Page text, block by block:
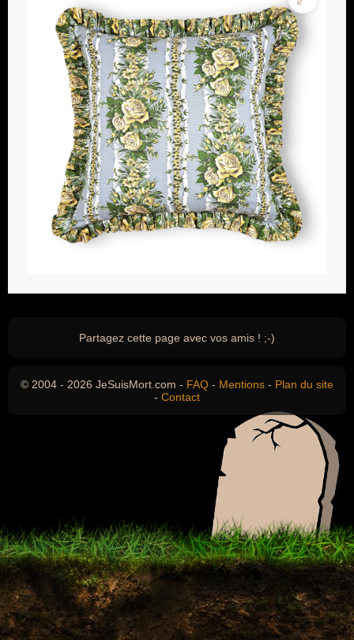
Partagez cette page avec vos amis ! ;-)
© 2004 - 2026 JeSuisMort.com - FAQ - Mentions - Plan du site
- Contact